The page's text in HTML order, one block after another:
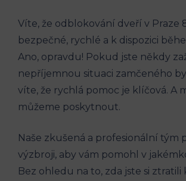
Víte, že odblokování dveří v Praze
bezpečné, rychlé a k dispozici
Ano, opravdu! Pokud jste někdy
nepříjemnou situaci zamčeného
víte, že rychlá pomoc je klíčová. A
můžeme poskytnout.
Naše zkušená a profesionální tým
výzbroji, aby vám pomohl v
Bez ohledu na to, zda jste si ztratili